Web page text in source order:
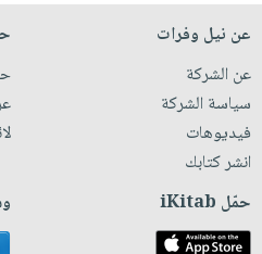
عن نيل وفرات
عن الشركة
سياسة الشركة
فيديوهات
انشر كتابك
حمّل iKitab